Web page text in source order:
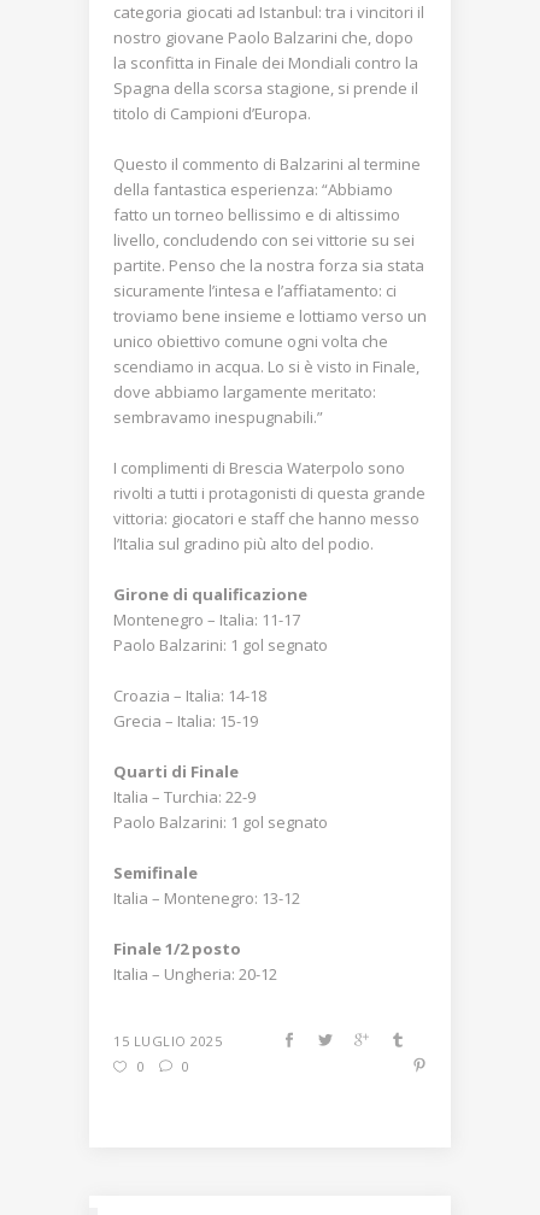
categoria giocati ad Istanbul: tra i vincitori il
nostro giovane Paolo Balzarini che, dopo
la sconfitta in Finale dei Mondiali contro la
Spagna della scorsa stagione, si prende il
titolo di Campioni d’Europa.
Questo il commento di Balzarini al termine
della fantastica esperienza: “Abbiamo
fatto un torneo bellissimo e di altissimo
livello, concludendo con sei vittorie su sei
partite. Penso che la nostra forza sia stata
sicuramente l’intesa e l’affiatamento: ci
troviamo bene insieme e lottiamo verso un
unico obiettivo comune ogni volta che
scendiamo in acqua. Lo si è visto in Finale,
dove abbiamo largamente meritato:
sembravamo inespugnabili.”
I complimenti di Brescia Waterpolo sono
rivolti a tutti i protagonisti di questa grande
vittoria: giocatori e staff che hanno messo
l’Italia sul gradino più alto del podio.
Girone di qualificazione
Montenegro – Italia: 11-17
Paolo Balzarini: 1 gol segnato
Croazia – Italia: 14-18
Grecia – Italia: 15-19
Quarti di Finale
Italia – Turchia: 22-9
Paolo Balzarini: 1 gol segnato
Semifinale
Italia – Montenegro: 13-12
Finale 1/2 posto
Italia – Ungheria: 20-12
15 LUGLIO 2025
0
0